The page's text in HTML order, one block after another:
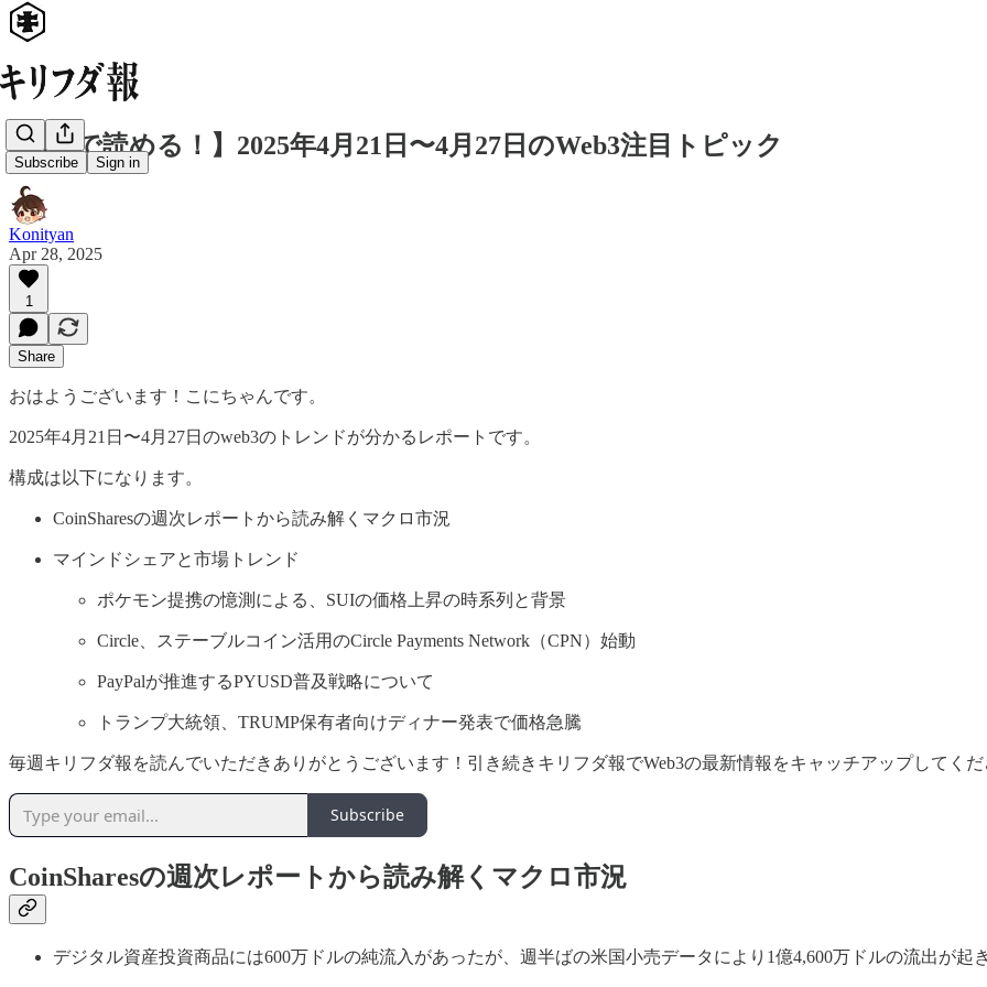
Subscribe Sign in
【5分で読める！】2025年4月21日〜4月27日のWeb3注目トピック
Konityan
Apr 28, 2025
1
Share
おはようございます！こにちゃんです。
2025年4月21日〜4月27日のweb3のトレンドが分かるレポートです。
構成は以下になります。
CoinSharesの週次レポートから読み解くマクロ市況
マインドシェアと市場トレンド
ポケモン提携の憶測による、SUIの価格上昇の時系列と背景
Circle、ステーブルコイン活用のCircle Payments Network（CPN）始動
PayPalが推進するPYUSD普及戦略について
トランプ大統領、TRUMP保有者向けディナー発表で価格急騰
毎週キリフダ報を読んでいただきありがとうございます！引き続きキリフダ報でWeb3の最新情報をキャッチアップしてくだ
Subscribe
CoinSharesの週次レポートから読み解くマクロ市況
デジタル資産投資商品には600万ドルの純流入があったが、週半ばの米国小売データにより1億4,600万ドルの流出が起き